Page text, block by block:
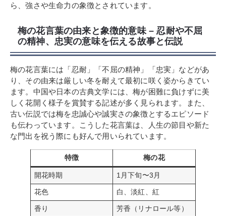
ら、強さや生命力の象徴とされています。
梅の花言葉の由来と象徴的意味 – 忍耐や不屈
の精神、忠実の意味を伝える故事と伝説
梅の花言葉には「忍耐」「不屈の精神」「忠実」などがあ
り、その由来は厳しい冬を耐えて最初に咲く姿からきてい
ます。中国や日本の古典文学には、梅が困難に負けずに美
しく花開く様子を賞賛する記述が多く見られます。また、
古い伝説では梅を忠誠心や誠実さの象徴とするエピソード
も伝わっています。こうした花言葉は、人生の節目や新た
な門出を祝う際にも好んで用いられています。
特徴 梅の花
開花時期 1月下旬〜3月
花色 白、淡紅、紅
香り 芳香（リナロール等）